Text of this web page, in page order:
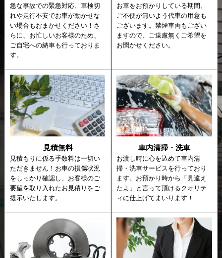
急な事故での緊急対応、車検切
れや走行不安でお車が動かせな
い場合もおまかせください！さ
らに、お忙しいお客様のため、
ご自宅への納車も行っておりま
す。
お車をお預かりしている期間、
ご不便が無いよう代車の用意も
ございます。禁煙車両もござい
ますので、ご遠慮無くご希望を
お聞かせください。
見積無料
見積もりに係る手数料は一切い
ただきません！お車の損傷状況
をしっかり確認し、お客様のご
要望を取り入れたお見積りをご
提示いたします。
車内清掃・洗車
お渡し時に心を込めて車内清
掃・洗車サービスを行っており
ます。お預かり時から「見違え
たよ」と言って頂けるクオリテ
ィに仕上げてまいります！